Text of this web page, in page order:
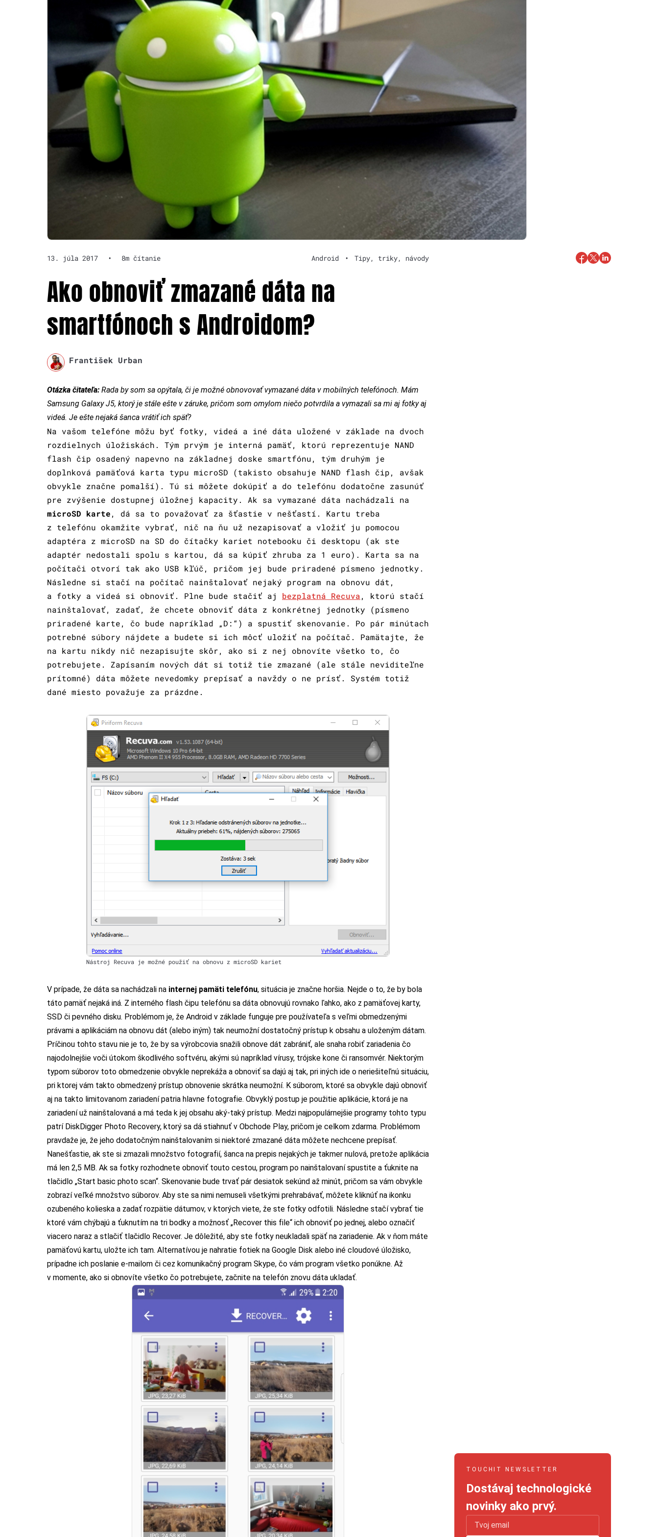
13. júla 2017 • 8m čítanie Android • Tipy, triky, návody
Ako obnoviť zmazané dáta na
smartfónoch s Androidom?
František Urban
Otázka čitateľa: Rada by som sa opýtala, či je možné obnovovať vymazané dáta v mobilných telefónoch. Mám
Samsung Galaxy J5, ktorý je stále ešte v záruke, pričom som omylom niečo potvrdila a vymazali sa mi aj fotky aj
videá. Je ešte nejaká šanca vrátiť ich späť?
Na vašom telefóne môžu byť fotky, videá a iné dáta uložené v základe na dvoch
rozdielnych úložiskách. Tým prvým je interná pamäť, ktorú reprezentuje NAND
flash čip osadený napevno na základnej doske smartfónu, tým druhým je
doplnková pamäťová karta typu microSD (takisto obsahuje NAND flash čip, avšak
obvykle značne pomalší). Tú si môžete dokúpiť a do telefónu dodatočne zasunúť
pre zvýšenie dostupnej úložnej kapacity. Ak sa vymazané dáta nachádzali na
microSD karte, dá sa to považovať za šťastie v nešťastí. Kartu treba
z telefónu okamžite vybrať, nič na ňu už nezapisovať a vložiť ju pomocou
adaptéra z microSD na SD do čítačky kariet notebooku či desktopu (ak ste
adaptér nedostali spolu s kartou, dá sa kúpiť zhruba za 1 euro). Karta sa na
počítači otvorí tak ako USB kľúč, pričom jej bude priradené písmeno jednotky.
Následne si stačí na počítač nainštalovať nejaký program na obnovu dát,
a fotky a videá si obnoviť. Plne bude stačiť aj bezplatná Recuva, ktorú stačí
nainštalovať, zadať, že chcete obnoviť dáta z konkrétnej jednotky (písmeno
priradené karte, čo bude napríklad „D:“) a spustiť skenovanie. Po pár minútach
potrebné súbory nájdete a budete si ich môcť uložiť na počítač. Pamätajte, že
na kartu nikdy nič nezapisujte skôr, ako si z nej obnovíte všetko to, čo
potrebujete. Zapísaním nových dát si totiž tie zmazané (ale stále neviditeľne
prítomné) dáta môžete nevedomky prepísať a navždy o ne prísť. Systém totiž
dané miesto považuje za prázdne.
Nástroj Recuva je možné použiť na obnovu z microSD kariet
V prípade, že dáta sa nachádzali na internej pamäti telefónu, situácia je značne horšia. Nejde o to, že by bola
táto pamäť nejaká iná. Z interného flash čipu telefónu sa dáta obnovujú rovnako ľahko, ako z pamäťovej karty,
SSD či pevného disku. Problémom je, že Android v základe funguje pre používateľa s veľmi obmedzenými
právami a aplikáciám na obnovu dát (alebo iným) tak neumožní dostatočný prístup k obsahu a uloženým dátam.
Príčinou tohto stavu nie je to, že by sa výrobcovia snažili obnove dát zabrániť, ale snaha robiť zariadenia čo
najodolnejšie voči útokom škodlivého softvéru, akými sú napríklad vírusy, trójske kone či ransomvér. Niektorým
typom súborov toto obmedzenie obvykle neprekáža a obnoviť sa dajú aj tak, pri iných ide o neriešiteľnú situáciu,
pri ktorej vám takto obmedzený prístup obnovenie skrátka neumožní. K súborom, ktoré sa obvykle dajú obnoviť
aj na takto limitovanom zariadení patria hlavne fotografie. Obvyklý postup je použitie aplikácie, ktorá je na
zariadení už nainštalovaná a má teda k jej obsahu aký-taký prístup. Medzi najpopulárnejšie programy tohto typu
patrí DiskDigger Photo Recovery, ktorý sa dá stiahnuť v Obchode Play, pričom je celkom zdarma. Problémom
pravdaže je, že jeho dodatočným nainštalovaním si niektoré zmazané dáta môžete nechcene prepísať.
Nanešťastie, ak ste si zmazali množstvo fotografií, šanca na prepis nejakých je takmer nulová, pretože aplikácia
má len 2,5 MB. Ak sa fotky rozhodnete obnoviť touto cestou, program po nainštalovaní spustite a ťuknite na
tlačidlo „Start basic photo scan“. Skenovanie bude trvať pár desiatok sekúnd až minút, pričom sa vám obvykle
zobrazí veľké množstvo súborov. Aby ste sa nimi nemuseli všetkými prehrabávať, môžete kliknúť na ikonku
ozubeného kolieska a zadať rozpätie dátumov, v ktorých viete, že ste fotky odfotili. Následne stačí vybrať tie
ktoré vám chýbajú a ťuknutím na tri bodky a možnosť „Recover this file“ ich obnoviť po jednej, alebo označiť
viacero naraz a stlačiť tlačidlo Recover. Je dôležité, aby ste fotky neukladali späť na zariadenie. Ak v ňom máte
pamäťovú kartu, uložte ich tam. Alternatívou je nahratie fotiek na Google Disk alebo iné cloudové úložisko,
prípadne ich poslanie e-mailom či cez komunikačný program Skype, čo vám program všetko ponúkne. Až
v momente, ako si obnovíte všetko čo potrebujete, začnite na telefón znovu dáta ukladať.
TOUCHIT NEWSLETTER
Dostávaj technologické
novinky ako prvý.